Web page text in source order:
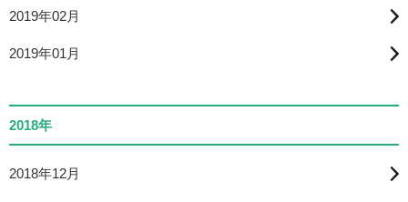
2019年02月
2019年01月
2018年
2018年12月